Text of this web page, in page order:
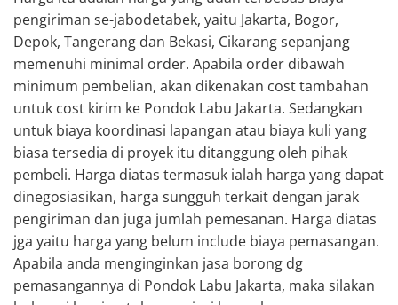
pengiriman se-jabodetabek, yaitu Jakarta, Bogor,
Depok, Tangerang dan Bekasi, Cikarang sepanjang
memenuhi minimal order. Apabila order dibawah
minimum pembelian, akan dikenakan cost tambahan
untuk cost kirim ke Pondok Labu Jakarta. Sedangkan
untuk biaya koordinasi lapangan atau biaya kuli yang
biasa tersedia di proyek itu ditanggung oleh pihak
pembeli. Harga diatas termasuk ialah harga yang dapat
dinegosiasikan, harga sungguh terkait dengan jarak
pengiriman dan juga jumlah pemesanan. Harga diatas
jga yaitu harga yang belum include biaya pemasangan.
Apabila anda menginginkan jasa borong dg
pemasangannya di Pondok Labu Jakarta, maka silakan